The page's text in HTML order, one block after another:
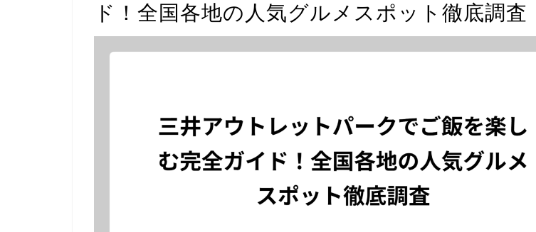
ド！全国各地の人気グルメスポット徹底調査